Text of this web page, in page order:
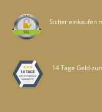
Sicher einkaufen
14 Tage Geld-